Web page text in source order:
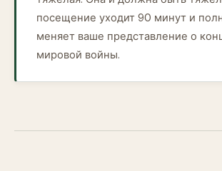
посещение уходит 90 минут и
меняет ваше представление о
мировой войны.